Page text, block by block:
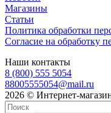
Магазины
Статьи
Политика обработки
Согласие на обработку
Наши контакты
8 (800) 555 5054
88005555054@mail.ru
2026 © Интернет-